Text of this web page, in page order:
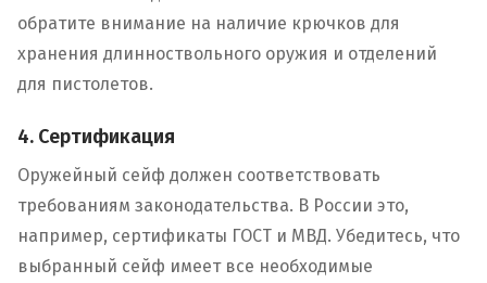
обратите внимание на наличие крючков для
хранения длинноствольного оружия и отделений
для пистолетов.
4. Сертификация
Оружейный сейф должен соответствовать
требованиям законодательства. В России это,
например, сертификаты ГОСТ и МВД. Убедитесь, что
выбранный сейф имеет все необходимые